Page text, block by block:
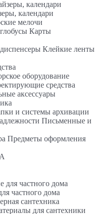
календари
мелочи
Карты
Клейкие ленты
оборудование
средства
аксессуары
и системы архивации
Письменные и
Предметы оформления
частного дома
сантехника